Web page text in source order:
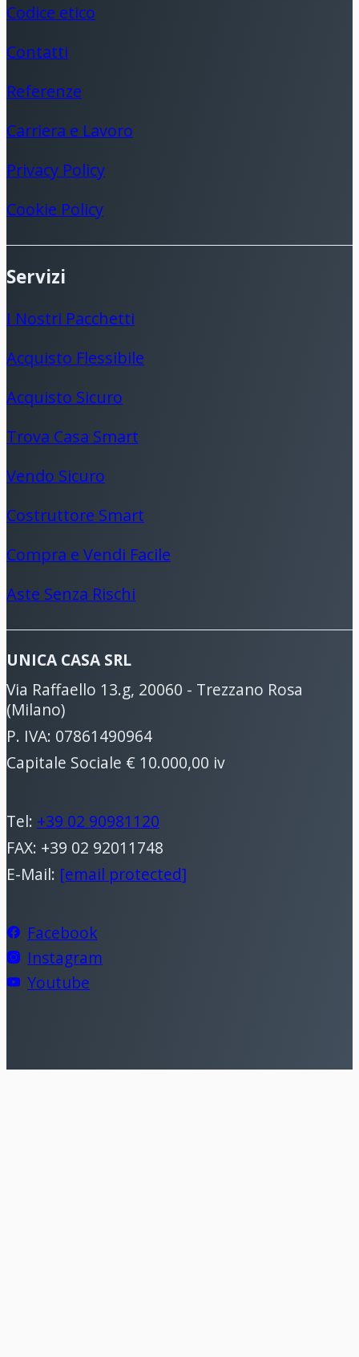
Codice etico
Contatti
Referenze
Carriera e Lavoro
Privacy Policy
Cookie Policy
Servizi
I Nostri Pacchetti
Acquisto Flessibile
Acquisto Sicuro
Trova Casa Smart
Vendo Sicuro
Costruttore Smart
Compra e Vendi Facile
Aste Senza Rischi
UNICA CASA SRL
Via Raffaello 13.g, 20060 - Trezzano Rosa
(Milano)
P. IVA: 07861490964
Capitale Sociale € 10.000,00 iv
Tel: +39 02 90981120
FAX: +39 02 92011748
E-Mail: [email protected]
Facebook
Instagram
Youtube